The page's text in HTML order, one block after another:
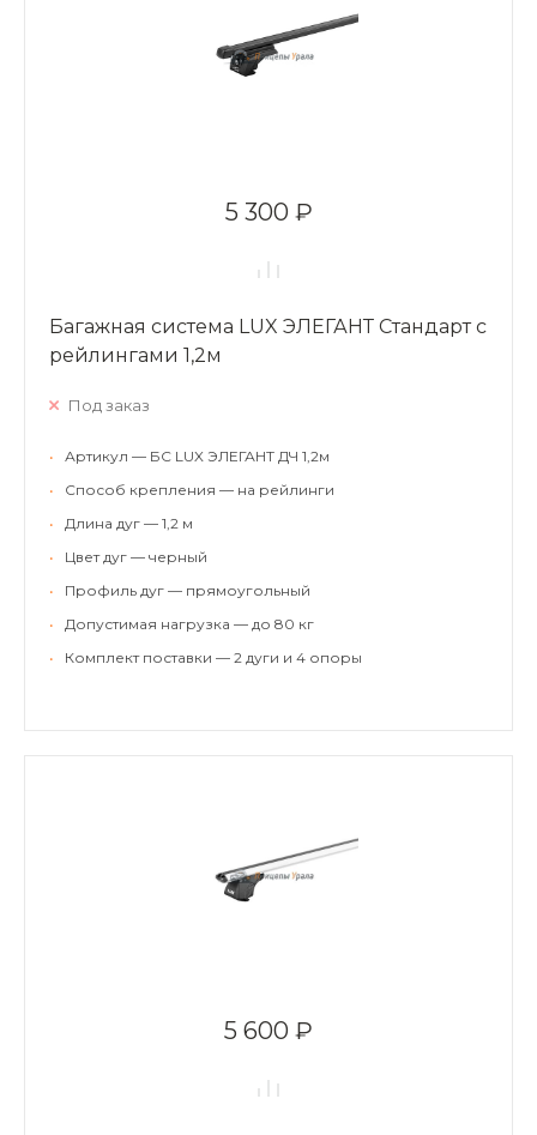
5 300 ₽
Багажная система LUX ЭЛЕГАНТ Стандарт с
рейлингами 1,2м
Под заказ
•
Артикул — БС LUX ЭЛЕГАНТ ДЧ 1,2м
•
Способ крепления — на рейлинги
•
Длина дуг — 1,2 м
•
Цвет дуг — черный
•
Профиль дуг — прямоугольный
•
Допустимая нагрузка — до 80 кг
•
Комплект поставки — 2 дуги и 4 опоры
5 600 ₽